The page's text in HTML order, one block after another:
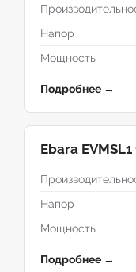
Напор
Мощность
Подробнее →
Ebara EVMSL1
Напор
Мощность
Подробнее →